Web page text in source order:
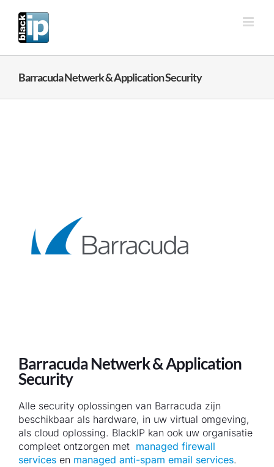
naar
inhoud
Barracuda Netwerk & Application Security
Barracuda Netwerk & Application
Security
Alle security oplossingen van Barracuda zijn
beschikbaar als hardware, in uw virtual omgeving,
als cloud oplossing. BlackIP kan ook uw organisatie
compleet ontzorgen met managed firewall
services en managed anti-spam email services.